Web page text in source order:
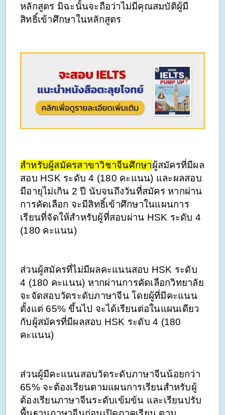
หลักสูตร มิฉะนั้นจะถือว่าไม่มีคุณสมบัติผู้มี
สิทธิ์เข้าศึกษาในหลักสูตร
สำหรับผู้สมัครสาขาวิชาจีนศึกษาผู้สมัครที่มีผล
สอบ HSK ระดับ 4 (180 คะแนน) และผลสอบ
มีอายุไม่เกิน 2 ปี นับจนถึงวันที่สมัคร หากผ่าน
การคัดเลือก จะมีสิทธิ์เข้าศึกษาในแผนการ
เรียนที่จัดให้สำหรับผู้ที่สอบผ่าน HSK ระดับ 4
(180 คะแนน)
ส่วนผู้สมัครที่ไม่มีผลคะแนนสอบ HSK ระดับ
4 (180 คะแนน) หากผ่านการคัดเลือกวิทยาลัย
จะจัดสอบวัดระดับภาษาจีน โดยผู้ที่มีคะแนน
ตั้งแต่ 65% ขึ้นไป จะได้เรียนต่อในแผนเดียว
กับผู้สมัครที่มีผลสอบ HSK ระดับ 4 (180
คะแนน)
ส่วนผู้มีคะแนนสอบวัดระดับภาษาจีนน้อยกว่า
65% จะต้องเรียนตามแผนการเรียนสำหรับผู้
ต้องเรียนภาษาจีนระดับเข้มข้น และเรียนปรับ